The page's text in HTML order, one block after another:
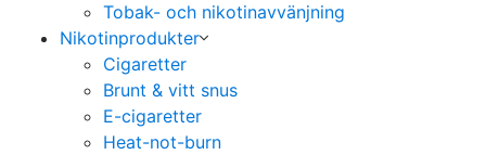
Tobak- och nikotinavvänjning
Nikotinprodukter
Cigaretter
Brunt & vitt snus
E-cigaretter
Heat-not-burn